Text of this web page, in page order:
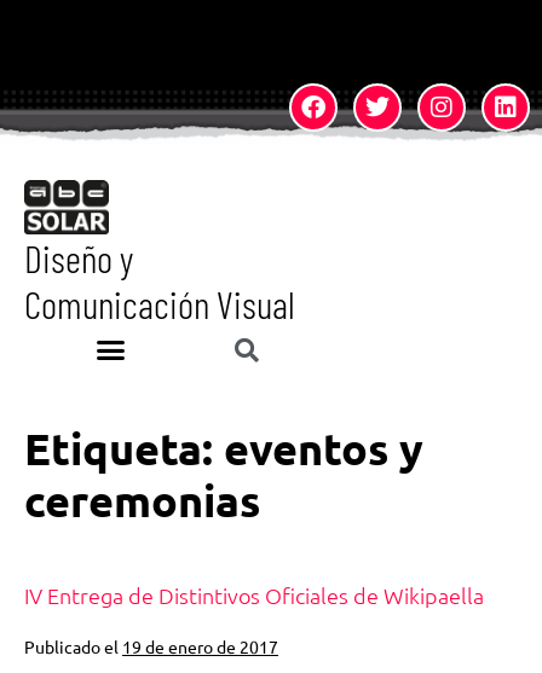
Diseño y
Comunicación Visual
Etiqueta: eventos y
ceremonias
IV Entrega de Distintivos Oficiales de Wikipaella
Publicado el 19 de enero de 2017